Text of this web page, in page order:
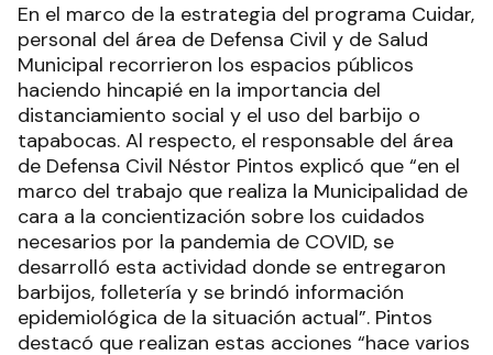
En el marco de la estrategia del programa Cuidar,
personal del área de Defensa Civil y de Salud
Municipal recorrieron los espacios públicos
haciendo hincapié en la importancia del
distanciamiento social y el uso del barbijo o
tapabocas. Al respecto, el responsable del área
de Defensa Civil Néstor Pintos explicó que “en el
marco del trabajo que realiza la Municipalidad de
cara a la concientización sobre los cuidados
necesarios por la pandemia de COVID, se
desarrolló esta actividad donde se entregaron
barbijos, folletería y se brindó información
epidemiológica de la situación actual”. Pintos
destacó que realizan estas acciones “hace varios